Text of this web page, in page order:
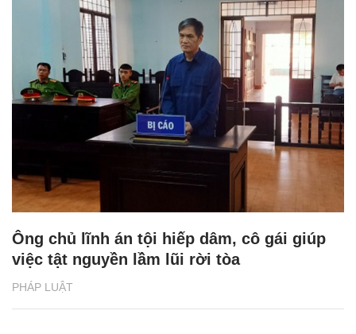
PHÁP LUẬT
Ông chủ lĩnh án tội hiếp dâm, cô gái giúp
việc tật nguyền lầm lũi rời tòa